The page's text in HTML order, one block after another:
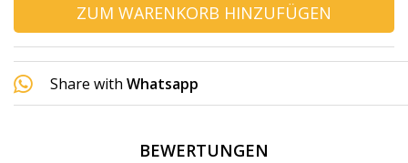
ZUM WARENKORB HINZUFÜGEN
Share with Whatsapp
BEWERTUNGEN